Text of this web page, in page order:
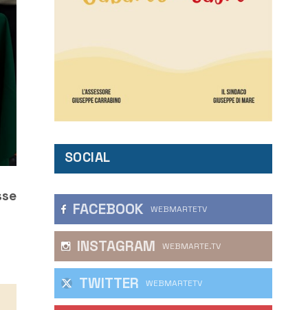
SOCIAL
FACEBOOK WEBMARTETV
INSTAGRAM WEBMARTE.TV
TWITTER WEBMARTETV